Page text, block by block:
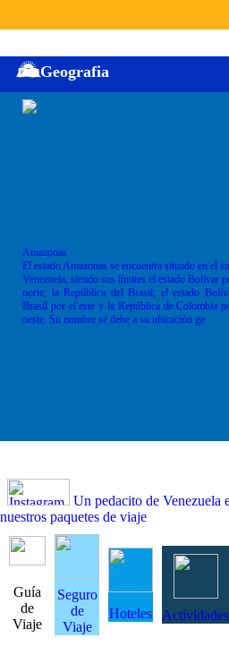
Geografia
Amazonas
El estado Amazonas se encuentra situado en el
Venezuela, siendo sus límites el estado Bolívar
norte; la República del Brasil; el estado
Brasil por el este y la República de Colombia
oeste. Su nombre se debe a su ubicación ge
Un pedacito de Venezuela
nuestros paquetes de viaje
Guía
de
Viaje
Seguro
de
Viaje
Hoteles Actividades